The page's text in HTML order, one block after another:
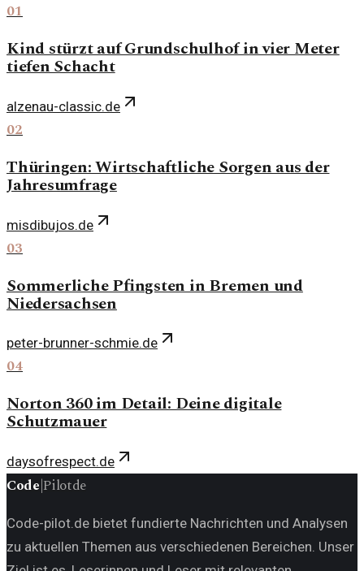
01
Kind stürzt auf Grundschulhof in vier Meter
tiefen Schacht
alzenau-classic.de
02
Thüringen: Wirtschaftliche Sorgen aus der
Jahresumfrage
misdibujos.de
03
Sommerliche Pfingsten in Bremen und
Niedersachsen
peter-brunner-schmie.de
04
Norton 360 im Detail: Deine digitale
Schutzmauer
daysofrespect.de
Code|Pilotde
Code-pilot.de bietet fundierte Nachrichten und Analysen
zu aktuellen Themen aus verschiedenen Bereichen. Unser